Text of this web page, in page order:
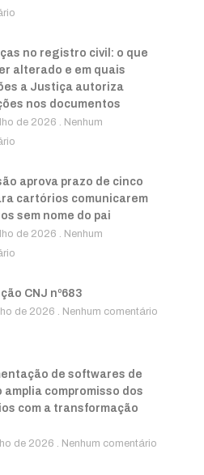
no registro civil: o que
alterado e em quais
a Justiça autoriza
nos documentos
de 2026
Nenhum
aprova prazo de cinco
cartórios comunicarem
sem nome do pai
de 2026
Nenhum
CNJ nº683
de 2026 Nenhum comentário
de softwares de
amplia compromisso dos
com a transformação
de 2026 Nenhum comentário